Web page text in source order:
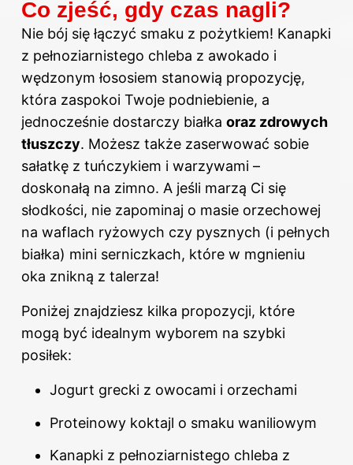
Co zjeść, gdy czas nagli?
Nie bój się łączyć smaku z pożytkiem! Kanapki
z pełnoziarnistego chleba z awokado i
wędzonym łososiem stanowią propozycję,
która zaspokoi Twoje podniebienie, a
jednocześnie dostarczy białka oraz zdrowych
tłuszczy. Możesz także zaserwować sobie
sałatkę z tuńczykiem i warzywami –
doskonałą na zimno. A jeśli marzą Ci się
słodkości, nie zapominaj o masie orzechowej
na waflach ryżowych czy pysznych (i pełnych
białka) mini serniczkach, które w mgnieniu
oka znikną z talerza!
Poniżej znajdziesz kilka propozycji, które
mogą być idealnym wyborem na szybki
posiłek:
Jogurt grecki z owocami i orzechami
Proteinowy koktajl o smaku waniliowym
Kanapki z pełnoziarnistego chleba z